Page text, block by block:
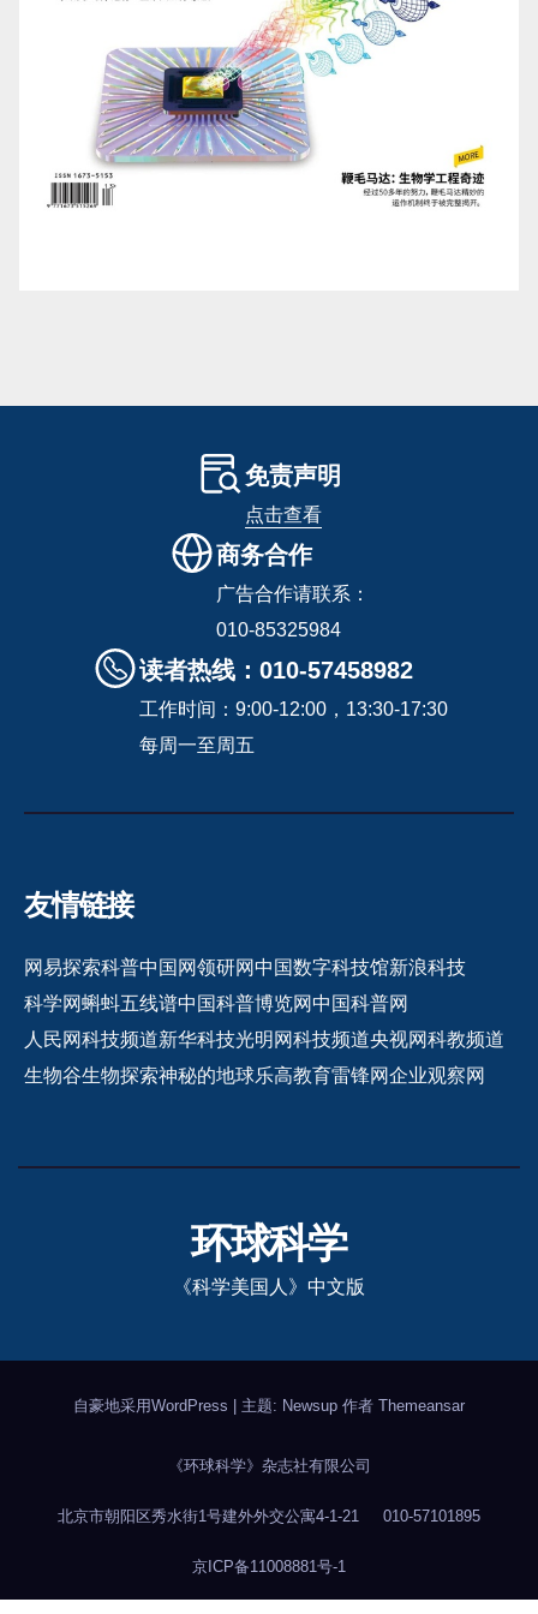
免责声明
点击查看
商务合作
广告合作请联系：
010-85325984
读者热线：010-57458982
工作时间：9:00-12:00，13:30-17:30
每周一至周五
友情链接
网易探索科普中国网领研网中国数字科技馆新浪科技
科学网蝌蚪五线谱中国科普博览网中国科普网
人民网科技频道新华科技光明网科技频道央视网科教频道
生物谷生物探索神秘的地球乐高教育雷锋网企业观察网
环球科学
《科学美国人》中文版
自豪地采用WordPress 主题: Newsup 作者 Themeansar
《环球科学》杂志社有限公司
北京市朝阳区秀水街1号建外外交公寓4-1-21 010-57101895
京ICP备11008881号-1